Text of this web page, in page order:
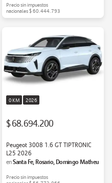
Precio sin impuestos
nacionales$ 60.444.793
0 KM 2026
$ 68.694.200
Peugeot 3008 1.6 GT TIPTRONIC
L25 2026
enSanta Fe, Rosario, Domingo Matheu
Precio sin impuestos